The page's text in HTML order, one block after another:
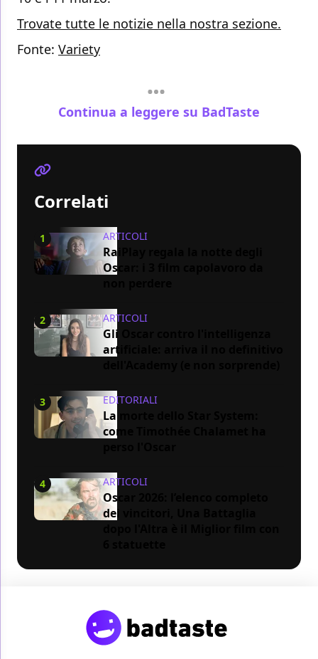
Trovate tutte le notizie nella nostra sezione.
Fonte: Variety
Continua a leggere su BadTaste
Correlati
1 ARTICOLI
RaiPlay regala la notte degli
Oscar: i 3 film capolavoro da
2 ARTICOLI
Gli Oscar contro l'intelligenza
artificiale: arriva il no definitivo
3 EDITORIALI
La morte dello Star System:
come Timothée Chalamet ha
4 ARTICOLI
Oscar 2026: l’elenco completo
dei vincitori, Una Battaglia